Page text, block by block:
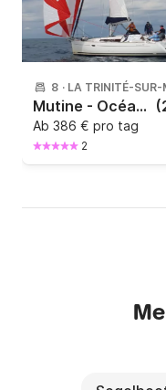
8 · LA TRINITÉ-SUR-
Mutine - Océanis 37
Ab 386 € pro tag
2